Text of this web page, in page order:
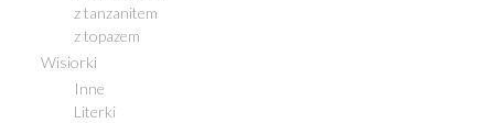
z tanzanitem
z topazem
Wisiorki
Inne
Literki